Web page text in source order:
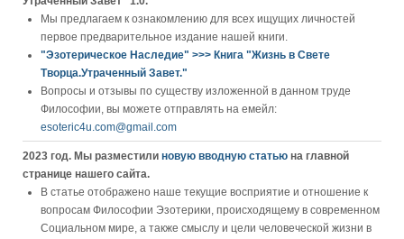
Мы предлагаем к ознакомлению для всех ищущих личностей
первое предварительное издание нашей книги.
"Эзотерическое Наследие" >>> Книга "Жизнь в Свете
Творца.Утраченный Завет."
Вопросы и отзывы по существу изложенной в данном труде
Философии, вы можете отправлять на емейл:
esoteric4u.com@gmail.com
2023 год. Мы разместили новую вводную статью на главной
странице нашего сайта.
В статье отображено наше текущие восприятие и отношение к
вопросам Философии Эзотерики, происходящему в современном
Социальном мире, а также смыслу и цели человеческой жизни в